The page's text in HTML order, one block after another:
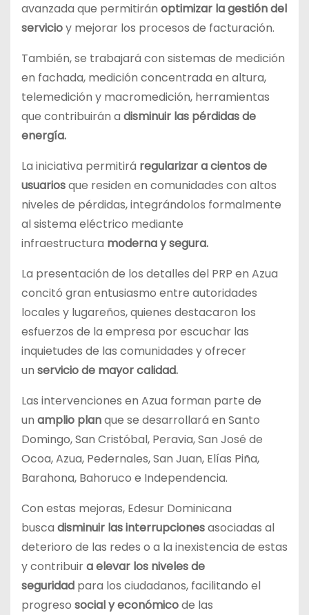
avanzada que permitirán optimizar la gestión del
servicioy mejorar los procesos de facturación.
También, se trabajará con sistemas de medición
en fachada, medición concentrada en altura,
telemedición y macromedición, herramientas
que contribuirán a disminuir las pérdidas de
energía.
La iniciativa permitirá regularizar a cientos de
usuariosque residen en comunidades con altos
niveles de pérdidas, integrándolos formalmente
al sistema eléctrico mediante
infraestructura moderna y segura.
La presentación de los detalles del PRP en Azua
concitó gran entusiasmo entre autoridades
locales y lugareños, quienes destacaron los
esfuerzos de la empresa por escuchar las
inquietudes de las comunidades y ofrecer
un servicio de mayor calidad.
Las intervenciones en Azua forman parte de
un amplio planque se desarrollará en Santo
Domingo, San Cristóbal, Peravia, San José de
Ocoa, Azua, Pedernales, San Juan, Elías Piña,
Barahona, Bahoruco e Independencia.
Con estas mejoras, Edesur Dominicana
busca disminuir las interrupcionesasociadas al
deterioro de las redes o a la inexistencia de estas
y contribuira elevar los niveles de
seguridad para los ciudadanos, facilitando el
progreso social y económicode las